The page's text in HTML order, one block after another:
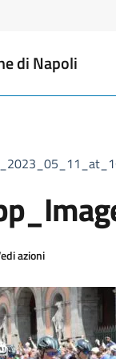
di Napoli
azioni